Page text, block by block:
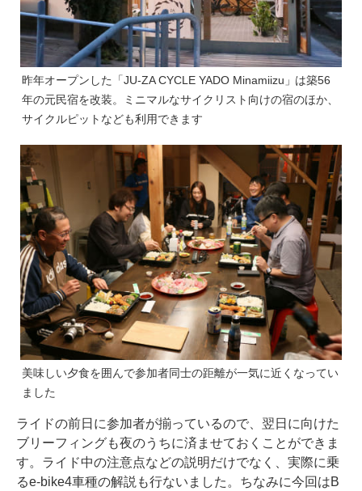
昨年オープンした「JU-ZA CYCLE YADO Minamiizu」は築56
年の元民宿を改装。ミニマルなサイクリスト向けの宿のほか、
サイクルピットなども利用できます
美味しい夕食を囲んで参加者同士の距離が一気に近くなってい
ました
ライドの前日に参加者が揃っているので、翌日に向けた
ブリーフィングも夜のうちに済ませておくことができま
す。ライド中の注意点などの説明だけでなく、実際に乗
るe-bike4車種の解説も行ないました。ちなみに今回はB